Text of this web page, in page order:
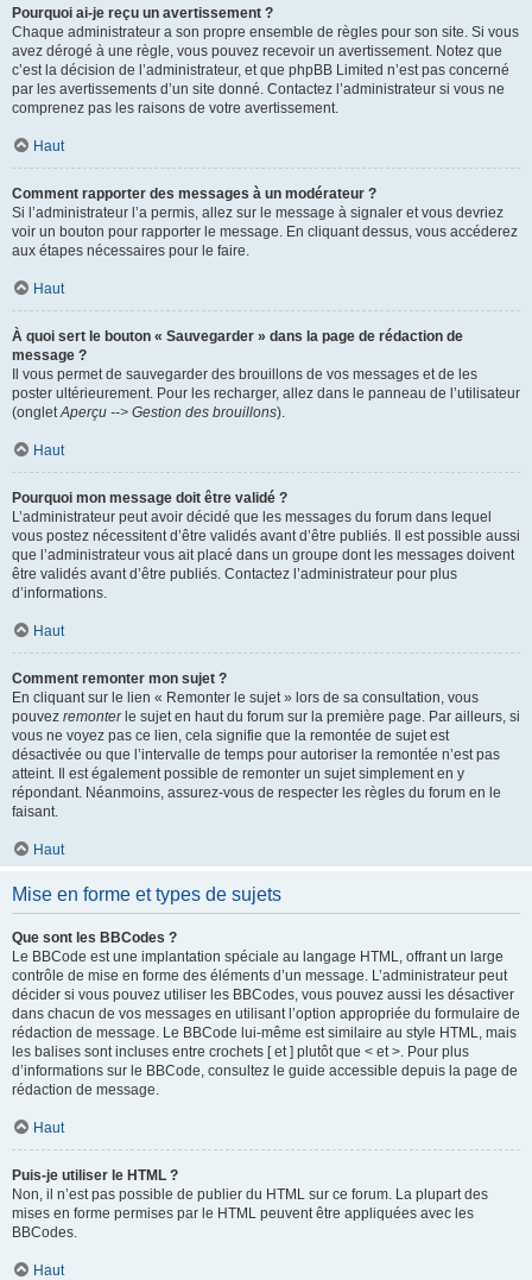
Pourquoi ai-je reçu un avertissement ?
Chaque administrateur a son propre ensemble de règles pour son site. Si vous
avez dérogé à une règle, vous pouvez recevoir un avertissement. Notez que
c’est la décision de l’administrateur, et que phpBB Limited n’est pas concerné
par les avertissements d’un site donné. Contactez l’administrateur si vous ne
comprenez pas les raisons de votre avertissement.
Haut
Comment rapporter des messages à un modérateur ?
Si l’administrateur l’a permis, allez sur le message à signaler et vous devriez
voir un bouton pour rapporter le message. En cliquant dessus, vous accéderez
aux étapes nécessaires pour le faire.
Haut
À quoi sert le bouton « Sauvegarder » dans la page de rédaction de
message ?
Il vous permet de sauvegarder des brouillons de vos messages et de les
poster ultérieurement. Pour les recharger, allez dans le panneau de l’utilisateur
(ongletAperçu --> Gestion des brouillons).
Haut
Pourquoi mon message doit être validé ?
L’administrateur peut avoir décidé que les messages du forum dans lequel
vous postez nécessitent d’être validés avant d’être publiés. Il est possible aussi
que l’administrateur vous ait placé dans un groupe dont les messages doivent
être validés avant d’être publiés. Contactez l’administrateur pour plus
d’informations.
Haut
Comment remonter mon sujet ?
En cliquant sur le lien « Remonter le sujet » lors de sa consultation, vous
pouvez remonterle sujet en haut du forum sur la première page. Par ailleurs, si
vous ne voyez pas ce lien, cela signifie que la remontée de sujet est
désactivée ou que l’intervalle de temps pour autoriser la remontée n’est pas
atteint. Il est également possible de remonter un sujet simplement en y
répondant. Néanmoins, assurez-vous de respecter les règles du forum en le
faisant.
Haut
Mise en forme et types de sujets
Que sont les BBCodes ?
Le BBCode est une implantation spéciale au langage HTML, offrant un large
contrôle de mise en forme des éléments d’un message. L’administrateur peut
décider si vous pouvez utiliser les BBCodes, vous pouvez aussi les désactiver
dans chacun de vos messages en utilisant l’option appropriée du formulaire de
rédaction de message. Le BBCode lui-même est similaire au style HTML, mais
les balises sont incluses entre crochets [ et ] plutôt que < et >. Pour plus
d’informations sur le BBCode, consultez le guide accessible depuis la page de
rédaction de message.
Haut
Puis-je utiliser le HTML ?
Non, il n’est pas possible de publier du HTML sur ce forum. La plupart des
mises en forme permises par le HTML peuvent être appliquées avec les
BBCodes.
Haut